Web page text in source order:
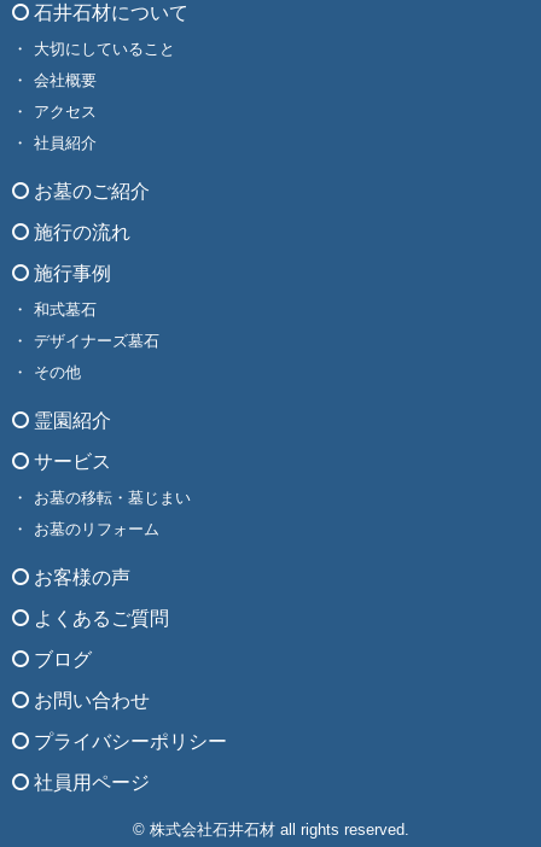
石井石材について
大切にしていること
会社概要
アクセス
社員紹介
お墓のご紹介
施行の流れ
施行事例
和式墓石
デザイナーズ墓石
その他
霊園紹介
サービス
お墓の移転・墓じまい
お墓のリフォーム
お客様の声
よくあるご質問
ブログ
お問い合わせ
プライバシーポリシー
社員用ページ
© 株式会社石井石材 all rights reserved.